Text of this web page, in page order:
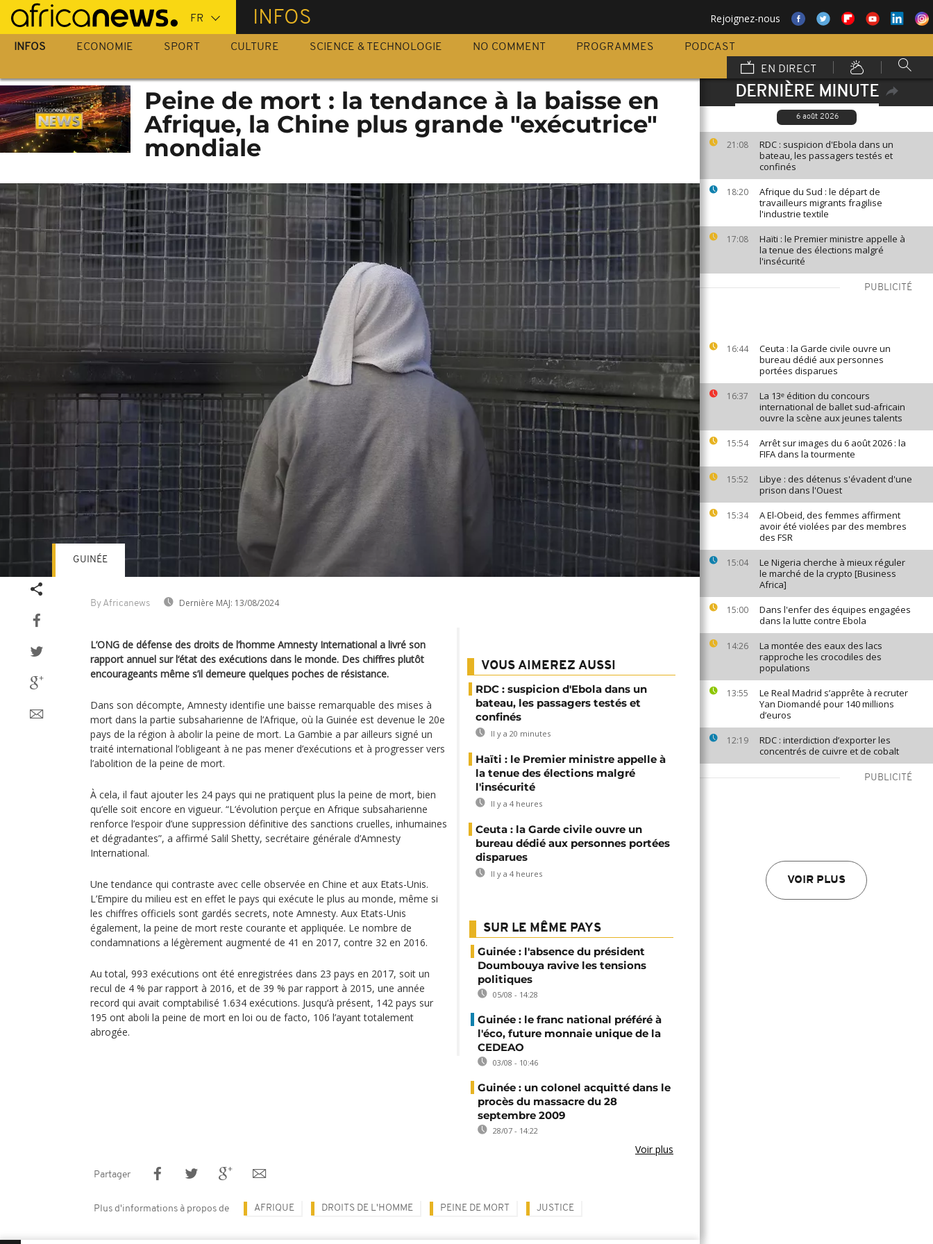
Passer
au
contenu
INFOS Rejoignez-nous
INFOS ECONOMIE SPORT CULTURE SCIENCE & TECHNOLOGIE NO COMMENT PROGRAMMES
PODCAST
EN DIRECT
DERNIÈRE MINUTE
6 août 2026
21:08
RDC : suspicion d'Ebola dans un
bateau, les passagers testés et
confinés
18:20
Afrique du Sud : le départ de
travailleurs migrants fragilise
l'industrie textile
17:08
Haïti : le Premier ministre appelle à
la tenue des élections malgré
l'insécurité
PUBLICITÉ
16:44
Ceuta : la Garde civile ouvre un
bureau dédié aux personnes
portées disparues
16:37
La 13ᵉ édition du concours
international de ballet sud-africain
ouvre la scène aux jeunes talents
15:54
Arrêt sur images du 6 août 2026 : la
FIFA dans la tourmente
15:52
Libye : des détenus s'évadent d'une
prison dans l'Ouest
15:34
A El-Obeid, des femmes affirment
avoir été violées par des membres
des FSR
15:04
Le Nigeria cherche à mieux réguler
le marché de la crypto [Business
Africa]
15:00
Dans l'enfer des équipes engagées
dans la lutte contre Ebola
14:26
La montée des eaux des lacs
rapproche les crocodiles des
populations
13:55
Le Real Madrid s’apprête à recruter
Yan Diomandé pour 140 millions
d’euros
12:19
RDC : interdiction d’exporter les
concentrés de cuivre et de cobalt
PUBLICITÉ
VOIR PLUS
Peine de mort : la tendance à la baisse en
Afrique, la Chine plus grande "exécutrice"
mondiale
By Africanews Dernière MAJ: 13/08/2024
GUINÉE
L’ONG de défense des droits de l’homme Amnesty International a livré son
rapport annuel sur l‘état des exécutions dans le monde. Des chiffres plutôt
encourageants même s’il demeure quelques poches de résistance.
Dans son décompte, Amnesty identifie une baisse remarquable des mises à
mort dans la partie subsaharienne de l’Afrique, où la Guinée est devenue le 20e
pays de la région à abolir la peine de mort. La Gambie a par ailleurs signé un
traité international l’obligeant à ne pas mener d’exécutions et à progresser vers
l’abolition de la peine de mort.
À cela, il faut ajouter les 24 pays qui ne pratiquent plus la peine de mort, bien
qu’elle soit encore en vigueur. “L‘évolution perçue en Afrique subsaharienne
renforce l’espoir d’une suppression définitive des sanctions cruelles, inhumaines
et dégradantes”, a affirmé Salil Shetty, secrétaire générale d’Amnesty
International.
Une tendance qui contraste avec celle observée en Chine et aux Etats-Unis.
L’Empire du milieu est en effet le pays qui exécute le plus au monde, même si
les chiffres officiels sont gardés secrets, note Amnesty. Aux Etats-Unis
également, la peine de mort reste courante et appliquée. Le nombre de
condamnations a légèrement augmenté de 41 en 2017, contre 32 en 2016.
Au total, 993 exécutions ont été enregistrées dans 23 pays en 2017, soit un
recul de 4 % par rapport à 2016, et de 39 % par rapport à 2015, une année
record qui avait comptabilisé 1.634 exécutions. Jusqu‘à présent, 142 pays sur
195 ont aboli la peine de mort en loi ou de facto, 106 l’ayant totalement
abrogée.
VOUS AIMEREZ AUSSI
RDC : suspicion d'Ebola dans un
bateau, les passagers testés et
confinés
Il y a 20 minutes
Haïti : le Premier ministre appelle à
la tenue des élections malgré
l'insécurité
Il y a 4 heures
Ceuta : la Garde civile ouvre un
bureau dédié aux personnes portées
disparues
Il y a 4 heures
SUR LE MÊME PAYS
Guinée : l'absence du président
Doumbouya ravive les tensions
politiques
05/08 - 14:28
Guinée : le franc national préféré à
l'éco, future monnaie unique de la
CEDEAO
03/08 - 10:46
Guinée : un colonel acquitté dans le
procès du massacre du 28
septembre 2009
28/07 - 14:22
Voir plus
Partager
Plus d'informations à propos de AFRIQUE DROITS DE L'HOMME PEINE DE MORT JUSTICE